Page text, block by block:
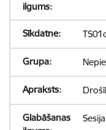
Sesija